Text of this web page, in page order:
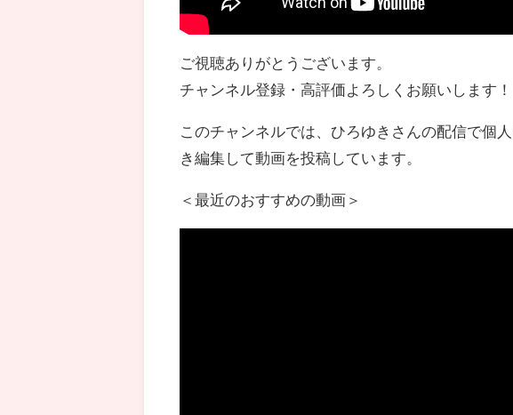
ご視聴ありがとうございます。
チャンネル登録・高評価よろしくお願いします！
このチャンネルでは、ひろゆきさんの配信で個
き編集して動画を投稿しています。
＜最近のおすすめの動画＞